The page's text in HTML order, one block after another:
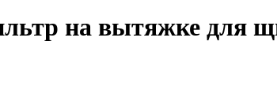
на вытяжке для